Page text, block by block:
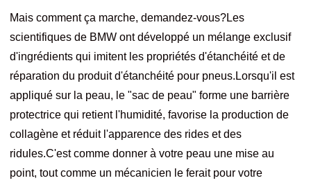
Mais comment ça marche, demandez-vous?Les
scientifiques de BMW ont développé un mélange exclusif
d'ingrédients qui imitent les propriétés d'étanchéité et de
réparation du produit d'étanchéité pour pneus.Lorsqu'il est
appliqué sur la peau, le "sac de peau" forme une barrière
protectrice qui retient l'humidité, favorise la production de
collagène et réduit l'apparence des rides et des
ridules.C'est comme donner à votre peau une mise au
point, tout comme un mécanicien le ferait pour votre